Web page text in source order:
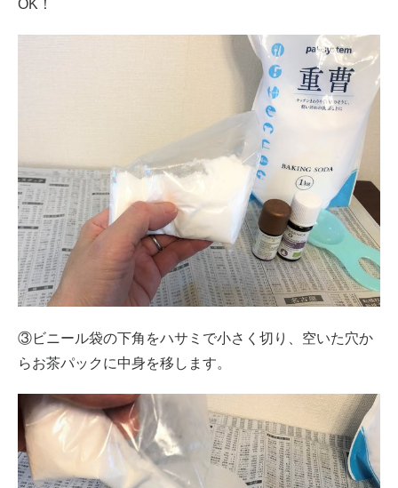
OK！
③ビニール袋の下角をハサミで小さく切り、空いた穴か
らお茶パックに中身を移します。